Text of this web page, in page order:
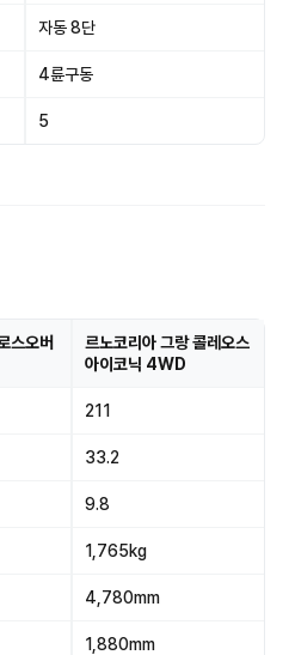
자동 8단
4륜구동
5
스오버
르노코리아 그랑 콜레오스
아이코닉 4WD
211
33.2
9.8
1,765kg
4,780mm
1,880mm